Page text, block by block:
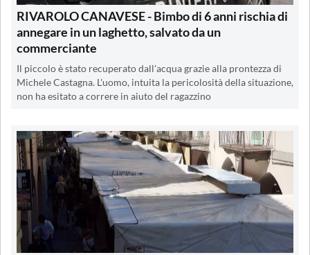
RIVAROLO CANAVESE - Bimbo di 6 anni rischia di
annegare in un laghetto, salvato da un
commerciante
Il piccolo è stato recuperato dall'acqua grazie alla prontezza di
Michele Castagna. L'uomo, intuita la pericolosità della situazione,
non ha esitato a correre in aiuto del ragazzino